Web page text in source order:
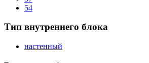
54
Тип внутреннего блока
настенный